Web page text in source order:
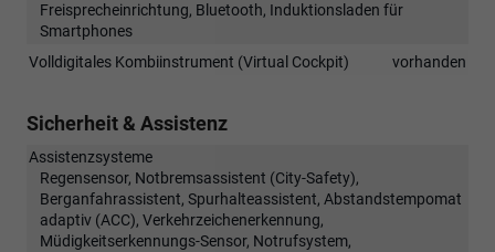
Freisprecheinrichtung, Bluetooth, Induktionsladen für
Smartphones
Volldigitales Kombiinstrument (Virtual Cockpit)
vorhanden
Sicherheit & Assistenz
Assistenzsysteme
Regensensor, Notbremsassistent (City-Safety),
Berganfahrassistent, Spurhalteassistent, Abstandstempomat
adaptiv (ACC), Verkehrzeichenerkennung,
Müdigkeitserkennungs-Sensor, Notrufsystem,